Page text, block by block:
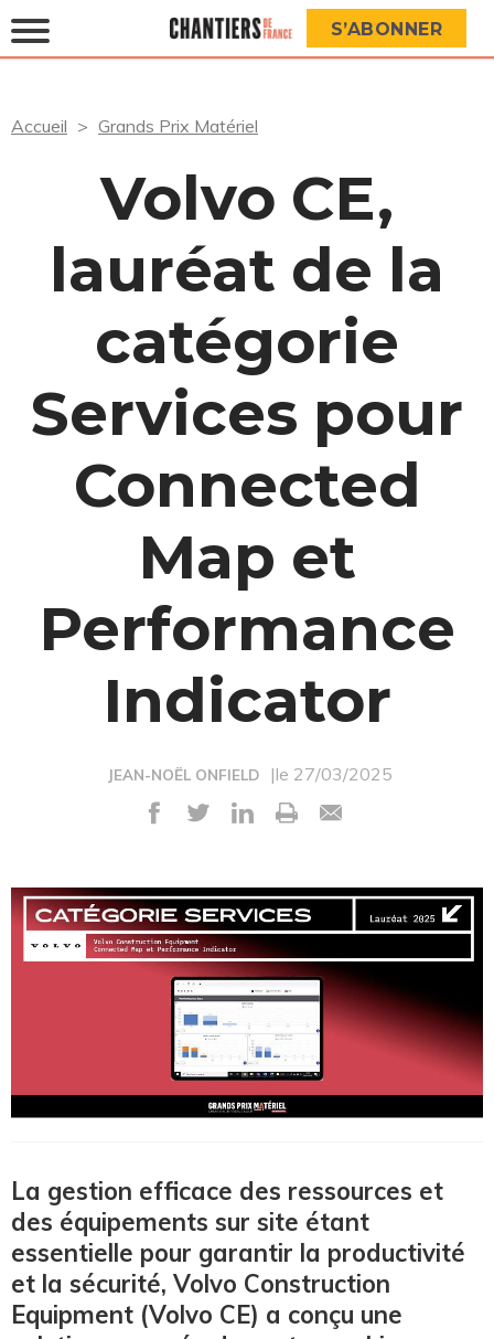
S’ABONNER
Accueil Grands Prix Matériel
Volvo CE,
lauréat de la
catégorie
Services pour
Connected
Map et
Performance
Indicator
JEAN-NOËL ONFIELD |le 27/03/2025
La gestion efficace des ressources et
des équipements sur site étant
essentielle pour garantir la productivité
et la sécurité, Volvo Construction
Equipment (Volvo CE) a conçu une